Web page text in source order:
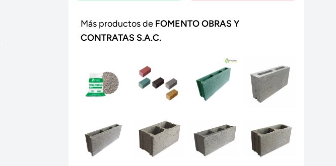
Más productos de FOMENTO OBRAS Y
CONTRATAS S.A.C.